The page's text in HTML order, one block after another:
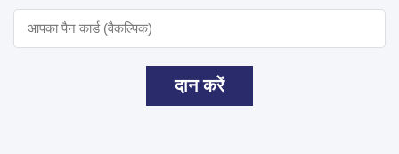
दान करें